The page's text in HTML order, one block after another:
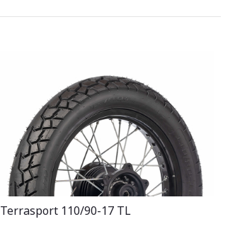
Terrasport 110/90-17 TL